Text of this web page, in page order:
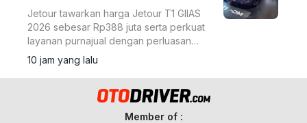
Jetour tawarkan harga Jetour T1 GIIAS
2026 sebesar Rp388 juta serta perkuat
layanan purnajual dengan perluasan
jaringan dealer hingga 40 showroom di
GIIAS 2026.
10 jam yang lalu
Member of :